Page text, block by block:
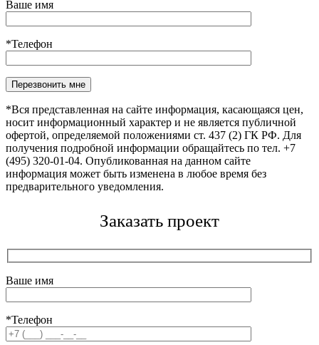
Ваше имя
*Телефон
*Вся представленная на сайте информация, касающаяся цен,
носит информационный характер и не является публичной
офертой, определяемой положениями ст. 437 (2) ГК РФ. Для
получения подробной информации обращайтесь по тел. +7
(495) 320-01-04. Опубликованная на данном сайте
информация может быть изменена в любое время без
предварительного уведомления.
Заказать проект
Ваше имя
*Телефон